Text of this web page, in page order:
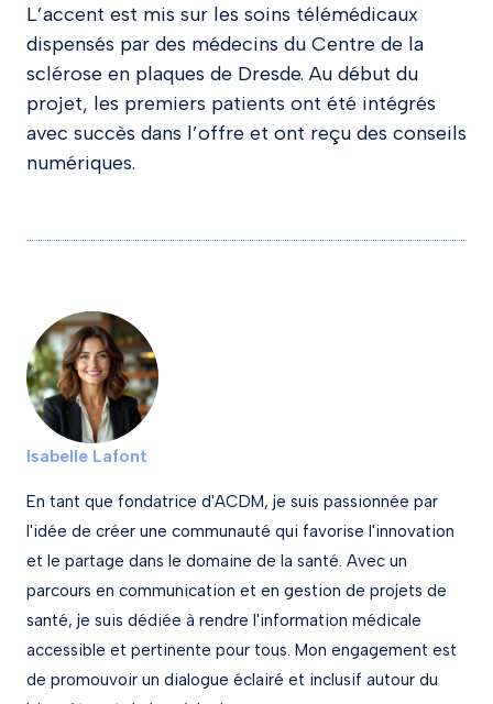
L’accent est mis sur les soins télémédicaux
dispensés par des médecins du Centre de la
sclérose en plaques de Dresde. Au début du
projet, les premiers patients ont été intégrés
avec succès dans l’offre et ont reçu des conseils
numériques.
Isabelle Lafont
En tant que fondatrice d'ACDM, je suis passionnée par
l'idée de créer une communauté qui favorise l'innovation
et le partage dans le domaine de la santé. Avec un
parcours en communication et en gestion de projets de
santé, je suis dédiée à rendre l'information médicale
accessible et pertinente pour tous. Mon engagement est
de promouvoir un dialogue éclairé et inclusif autour du